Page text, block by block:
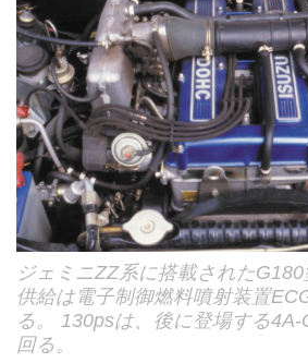
ジェミニZZ系に搭載された
供給は電子制御燃料噴射装置
る。 130psは、後に登場する
回る。